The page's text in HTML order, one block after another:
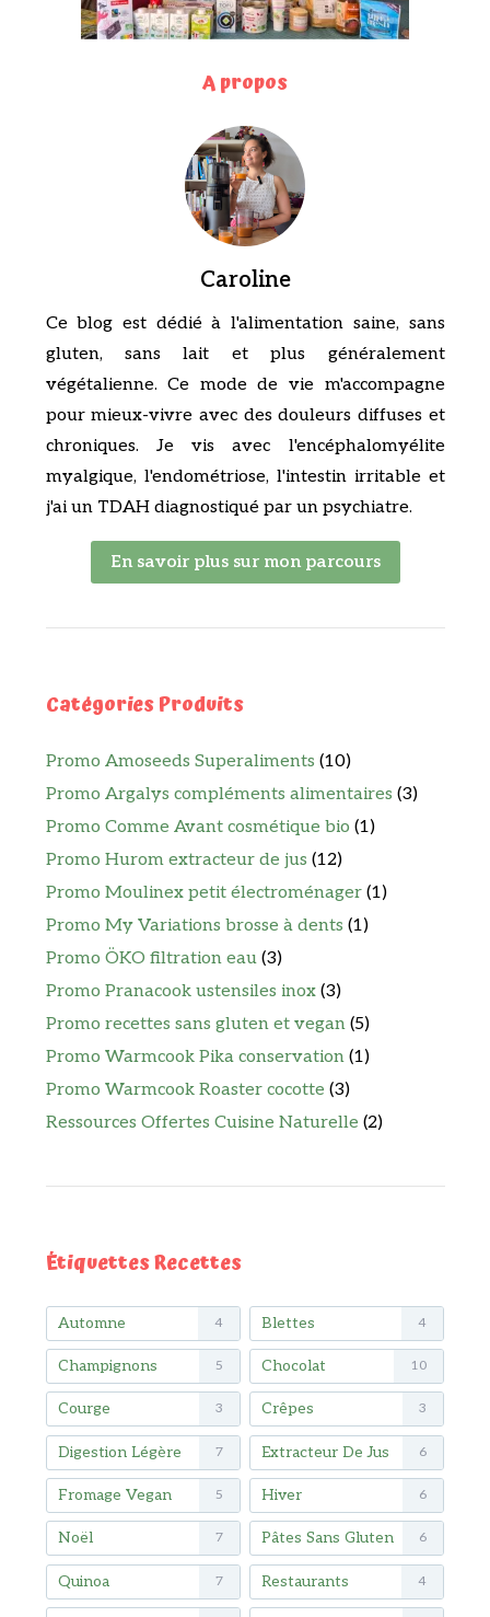
A propos
Caroline
Ce blog est dédié à l'alimentation saine, sans
gluten, sans lait et plus généralement
végétalienne. Ce mode de vie m'accompagne
pour mieux-vivre avec des douleurs diffuses et
chroniques. Je vis avec l'encéphalomyélite
myalgique, l'endométriose, l'intestin irritable et
j'ai un TDAH diagnostiqué par un psychiatre.
En savoir plus sur mon parcours
Catégories Produits
Promo Amoseeds Superaliments (10)
Promo Argalys compléments alimentaires (3)
Promo Comme Avant cosmétique bio (1)
Promo Hurom extracteur de jus (12)
Promo Moulinex petit électroménager (1)
Promo My Variations brosse à dents (1)
Promo ÖKO filtration eau (3)
Promo Pranacook ustensiles inox (3)
Promo recettes sans gluten et vegan (5)
Promo Warmcook Pika conservation (1)
Promo Warmcook Roaster cocotte (3)
Ressources Offertes Cuisine Naturelle (2)
Étiquettes Recettes
Automne 4 Blettes 4
Champignons 5 Chocolat 10
Courge 3 Crêpes 3
Digestion Légère 7 Extracteur De Jus 6
Fromage Vegan 5 Hiver 6
Noël 7 Pâtes Sans Gluten 6
Quinoa 7 Restaurants 4